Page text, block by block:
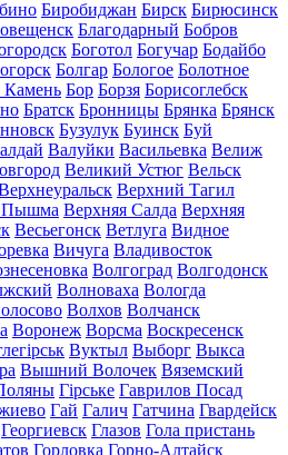
Биробиджан Бирск Бирюсинск
Благодарный Бобров
Боготол Богучар Бодайбо
Болгар Бологое Болотное
Бор Борзя Борисоглебск
Братск Бронницы Брянка Брянск
Бузулук Буинск Буй
Валуйки Васильевка Велиж
Великий Устюг Вельск
Верхний Тагил
Пышма Верхняя Салда Верхняя
Весьегонск Ветлуга Видное
Вичуга Владивосток
Волгоград Волгодонск
Волноваха Вологда
Волхов Волчанск
Воронеж Ворсма Воскресенск
Вуктыл Выборг Выкса
Вышний Волочек Вяземский
Гірське Гаврилов Посад
Гай Галич Гатчина Гвардейск
Георгиевск Глазов Гола пристань
Горловка Горно-Алтайск